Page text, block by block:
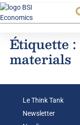
Étiquette :
materials
Le Think Tank
Newsletter